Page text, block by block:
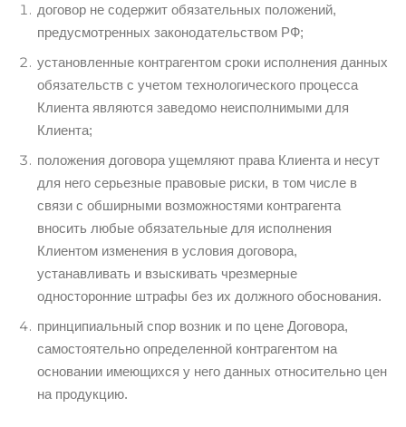
договор не содержит обязательных положений,
предусмотренных законодательством РФ;
установленные контрагентом сроки исполнения данных
обязательств с учетом технологического процесса
Клиента являются заведомо неисполнимыми для
Клиента;
положения договора ущемляют права Клиента и несут
для него серьезные правовые риски, в том числе в
связи с обширными возможностями контрагента
вносить любые обязательные для исполнения
Клиентом изменения в условия договора,
устанавливать и взыскивать чрезмерные
односторонние штрафы без их должного обоснования.
принципиальный спор возник и по цене Договора,
самостоятельно определенной контрагентом на
основании имеющихся у него данных относительно цен
на продукцию.